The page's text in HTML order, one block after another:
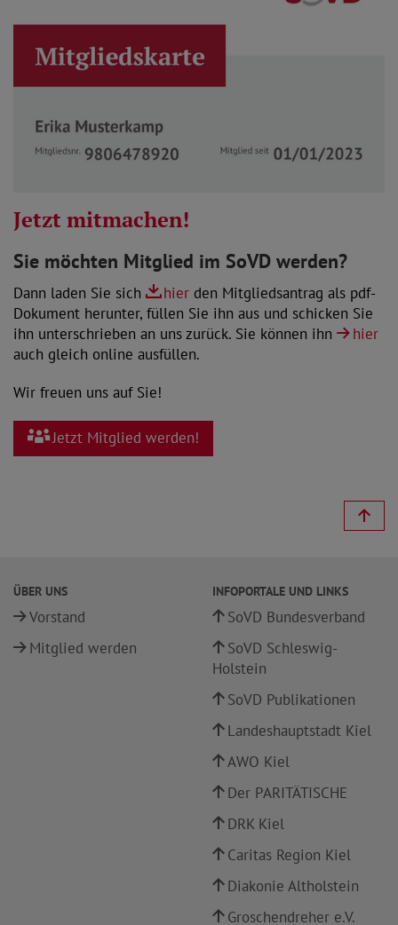
Jetzt mitmachen!
Sie möchten Mitglied im SoVD werden?
Dann laden Sie sich hier den Mitgliedsantrag als pdf-
Dokument herunter, füllen Sie ihn aus und schicken Sie
ihn unterschrieben an uns zurück. Sie können ihn
hier
auch gleich online ausfüllen.
Wir freuen uns auf Sie!
Jetzt Mitglied werden!
ÜBER UNS
Vorstand
Mitglied werden
INFOPORTALE UND LINKS
SoVD Bundesverband
SoVD Schleswig-
Holstein
SoVD Publikationen
Landeshauptstadt Kiel
AWO Kiel
Der PARITÄTISCHE
DRK Kiel
Caritas Region Kiel
Diakonie Altholstein
Groschendreher e.V.